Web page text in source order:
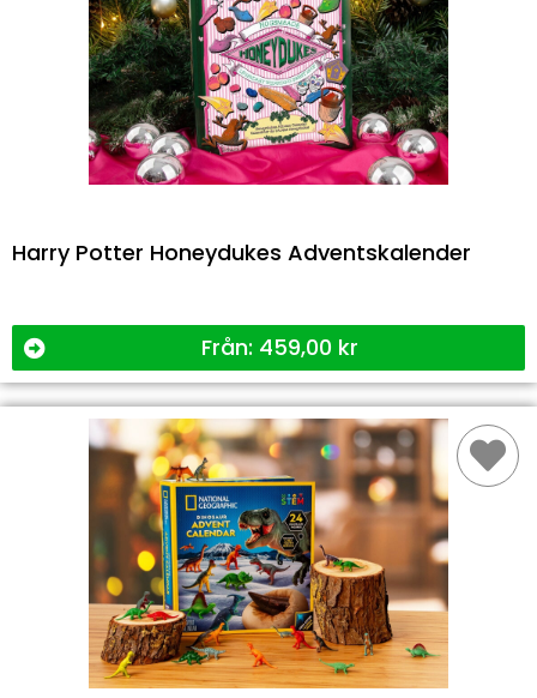
Harry Potter Honeydukes Adventskalender
Från: 459,00 kr